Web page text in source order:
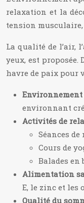
relaxation et la
tension
La qualité de l’air,
yeux, est
havre de paix pour
environnant
Activités de
Séances
Cours de
Balades en
Alimentation
E, le zinc et les
Qualité du